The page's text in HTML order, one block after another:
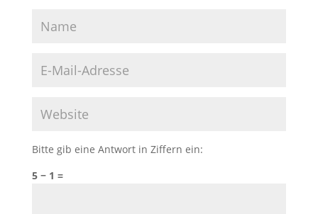
Bitte gib eine Antwort in Ziffern ein:
5 − 1 =